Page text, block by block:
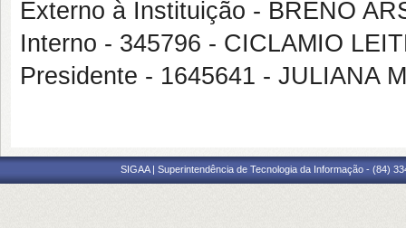
Externo à Instituição - BRENO
Interno - 345796 - CICLAMIO
Presidente - 1645641 - JULIANA
SIGAA | Superintendência de Tecnologia da Informação - (84)